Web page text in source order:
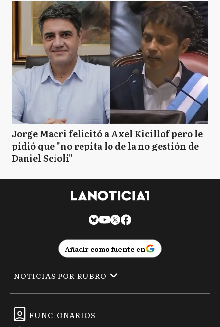
Jorge Macri felicitó a Axel Kicillof pero le
pidió que "no repita lo de la no gestión de
Daniel Scioli"
Añadir como fuente en
FUNCIONARIOS
NOTICIAS POR RUBRO